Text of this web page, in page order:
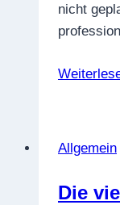
nicht
Allgemein
Die